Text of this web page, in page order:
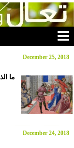
December 25, 2018
ما
December 24, 2018